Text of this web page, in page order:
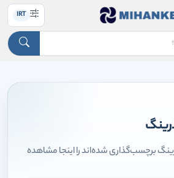
IRT
برچسب‌گذاری شده‌اند را اینجا مشاهده